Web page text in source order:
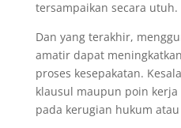
tersampaikan secara utuh.
Dan yang terakhir,
amatir dapat
proses kesepakatan.
klausul maupun poin
pada kerugian hukum